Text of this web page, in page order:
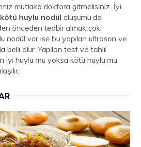
mutlaka doktora gitmelisiniz. İyi
kötü huylu nodül oluşumu da
önceden tedbir almak çok
nodül var ise bu yapılan ultrason ve
belli olur. Yapılan test ve tahlil
iyi huylu mu yoksa kötü huylu mu